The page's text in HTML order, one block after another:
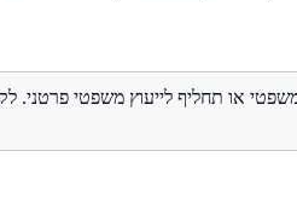
או תחליף לייעוץ משפטי פרטני.